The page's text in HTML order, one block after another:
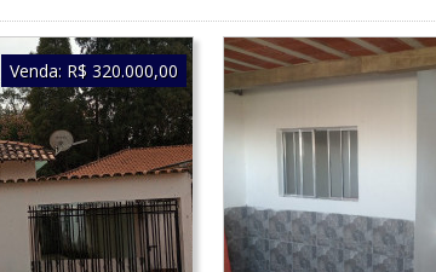
Venda: R$ 320.000,00